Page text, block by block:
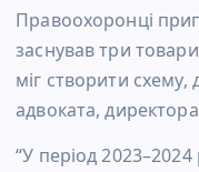
Правоохоронці
заснував три
міг створити схему,
адвоката,
“У період